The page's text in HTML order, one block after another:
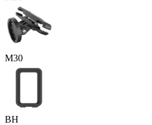
M30
BH